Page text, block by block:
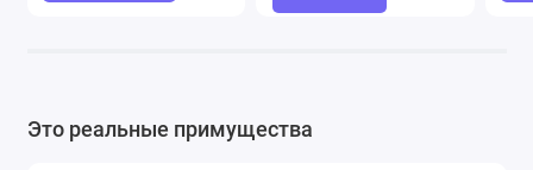
Это реальные примущества